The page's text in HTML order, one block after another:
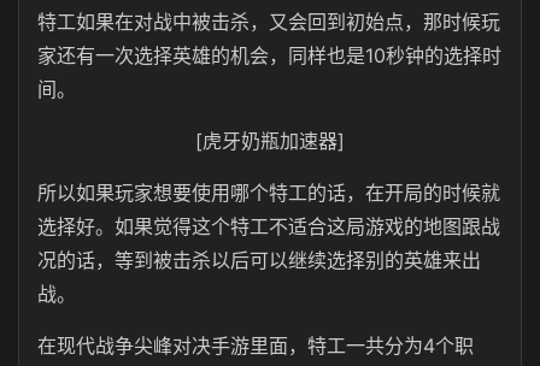
特工如果在对战中被击杀，又会回到初始点，那时候玩
家还有一次选择英雄的机会，同样也是10秒钟的选择时
间。
[虎牙奶瓶加速器]
所以如果玩家想要使用哪个特工的话，在开局的时候就
选择好。如果觉得这个特工不适合这局游戏的地图跟战
况的话，等到被击杀以后可以继续选择别的英雄来出
战。
在现代战争尖峰对决手游里面，特工一共分为4个职